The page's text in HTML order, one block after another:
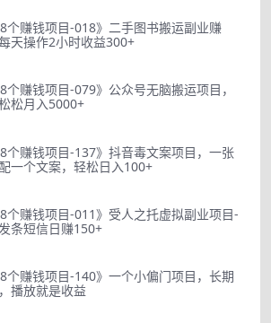
个赚钱项目-018》二手图书搬运副业赚
天操作2小时收益300+
个赚钱项目-079》公众号无脑搬运项目，
松月入5000+
个赚钱项目-137》抖音毒文案项目，一张
一个文案，轻松日入100+
个赚钱项目-011》受人之托虚拟副业项目-
条短信日赚150+
个赚钱项目-140》一个小偏门项目，长期
播放就是收益